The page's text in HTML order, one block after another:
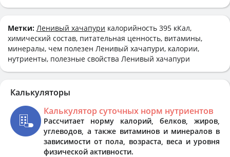
Метки: Ленивый хачапури калорийность 395 кКал,
химический состав, питательная ценность, витамины,
минералы, чем полезен Ленивый хачапури, калории,
нутриенты, полезные свойства Ленивый хачапури
Калькуляторы
Калькулятор суточных норм нутриентов
Рассчитает норму калорий, белков, жиров,
углеводов, а также витаминов и минералов в
зависимости от пола, возраста, веса и уровня
физической активности.